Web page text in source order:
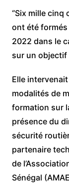
‘’Six mille
ont été
2022 dans le
sur un objectif
Elle
modalités de
formation sur
présence du
sécurité
partenaire
de
Sénégal